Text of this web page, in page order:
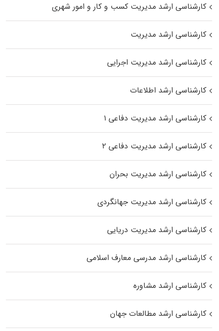
کارشناسی ارشد مدیریت کسب و کار و امور شهری
کارشناسی ارشد مدیریت
کارشناسی ارشد مدیریت اجرایی
کارشناسی ارشد اطلاعات
کارشناسی ارشد مدیریت دفاعی ۱
کارشناسی ارشد مدیریت دفاعی ۲
کارشناسی ارشد مدیریت بحران
کارشناسی ارشد مدیریت جهانگردی
کارشناسی ارشد مدیریت دریایی
کارشناسی ارشد مدرسی معارف اسلامی
کارشناسی ارشد مشاوره
کارشناسی ارشد مطالعات جهان